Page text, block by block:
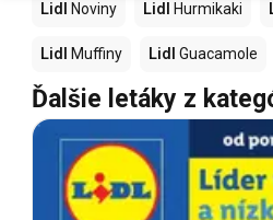
Lidl Noviny Lidl Hurmikaki
Lidl Muffiny Lidl Guacamole
Ďalšie letáky z